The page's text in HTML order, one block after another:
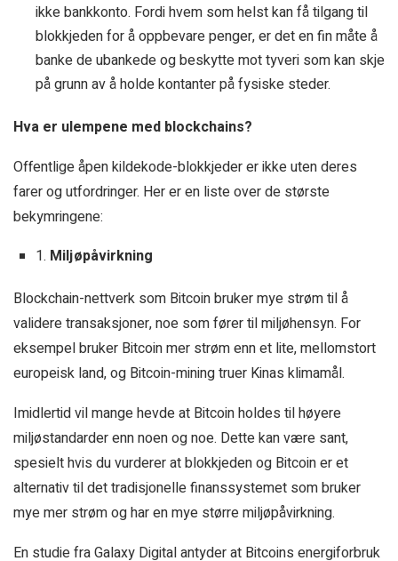
ikke bankkonto. Fordi hvem som helst kan få tilgang til
blokkjeden for å oppbevare penger, er det en fin måte å
banke de ubankede og beskytte mot tyveri som kan skje
på grunn av å holde kontanter på fysiske steder.
Hva er ulempene med blockchains?
Offentlige åpen kildekode-blokkjeder er ikke uten deres
farer og utfordringer. Her er en liste over de største
bekymringene:
1. Miljøpåvirkning
Blockchain-nettverk som Bitcoin bruker mye strøm til å
validere transaksjoner, noe som fører til miljøhensyn. For
eksempel bruker Bitcoin mer strøm enn et lite, mellomstort
europeisk land, og Bitcoin-mining truer Kinas klimamål.
Imidlertid vil mange hevde at Bitcoin holdes til høyere
miljøstandarder enn noen og noe. Dette kan være sant,
spesielt hvis du vurderer at blokkjeden og Bitcoin er et
alternativ til det tradisjonelle finanssystemet som bruker
mye mer strøm og har en mye større miljøpåvirkning.
En studie fra Galaxy Digital antyder at Bitcoins energiforbruk